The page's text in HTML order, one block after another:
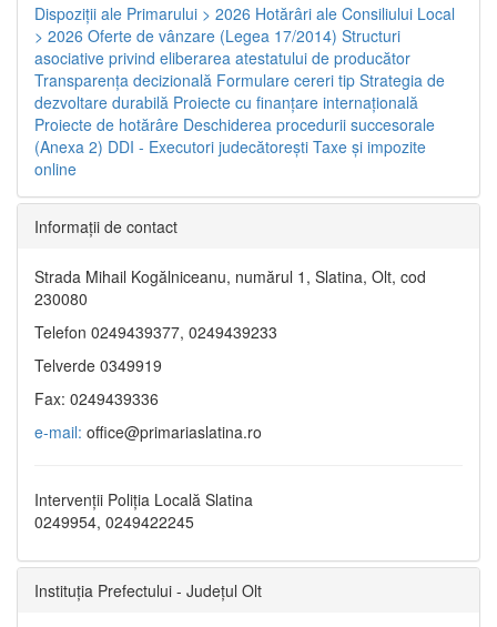
Dispoziţii ale Primarului > 2026 Hotărâri ale Consiliului Local
> 2026 Oferte de vânzare (Legea 17/2014) Structuri
asociative privind eliberarea atestatului de producător
Transparenţa decizională Formulare cereri tip Strategia de
dezvoltare durabilă Proiecte cu finanţare internaţională
Proiecte de hotărâre Deschiderea procedurii succesorale
(Anexa 2) DDI - Executori judecătorești Taxe şi impozite
online
Informaţii de contact
Strada Mihail Kogălniceanu, numărul 1, Slatina, Olt, cod
230080
Telefon 0249439377, 0249439233
Telverde 0349919
Fax: 0249439336
e-mail: office@primariaslatina.ro
Intervenții Poliția Locală Slatina
0249954, 0249422245
Instituția Prefectului - Județul Olt